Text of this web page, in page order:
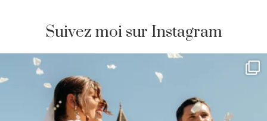
Suivez moi sur Instagram